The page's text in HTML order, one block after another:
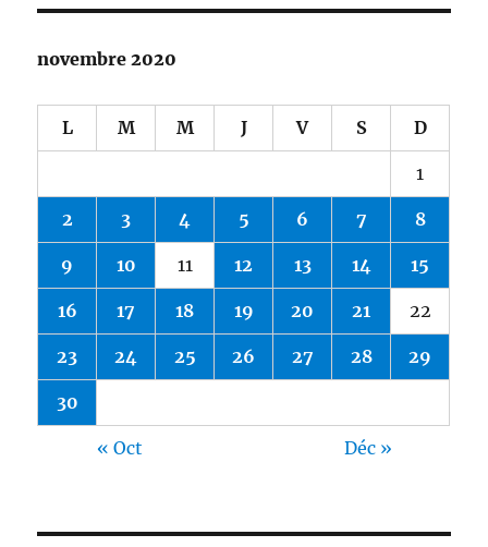
novembre 2020
L M M J V S D
1
2 3 4 5 6 7 8
9 10 11 12 13 14 15
16 17 18 19 20 21 22
23 24 25 26 27 28 29
30
« Oct Déc »